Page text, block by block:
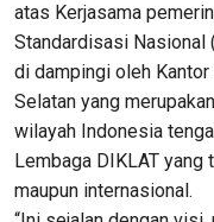
atas Kerjasama
Standardisasi Nasional
di dampingi oleh
Selatan yang
wilayah Indonesia
Lembaga DIKLAT yang
maupun internasional.